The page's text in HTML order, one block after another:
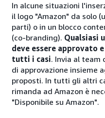
In alcune situazioni
il logo "Amazon" da solo
parti) o in un blocco
(co-branding). Qualsiasi
deve essere approvato
tutti i casi. Invia al team
di approvazione insieme
proposti. In tutti gli altri
rimanda ad Amazon è
"Disponibile su Amazon".